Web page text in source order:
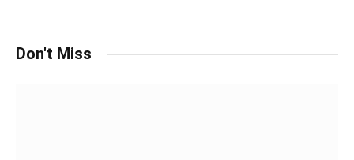
Don't Miss